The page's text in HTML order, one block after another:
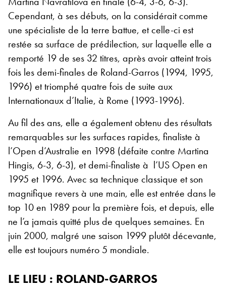
Cependant, à ses débuts, on la considérait comme
une spécialiste de la terre battue, et celle-ci est
restée sa surface de prédilection, sur laquelle elle a
remporté 19 de ses 32 titres, après avoir atteint trois
fois les demi-finales de Roland-Garros (1994, 1995,
1996) et triomphé quatre fois de suite aux
Internationaux d’Italie, à Rome (1993-1996).
Au fil des ans, elle a également obtenu des résultats
remarquables sur les surfaces rapides, finaliste à
l’Open d’Australie en 1998 (défaite contre Martina
Hingis, 6-3, 6-3), et demi-finaliste à l’US Open en
1995 et 1996. Avec sa technique classique et son
magnifique revers à une main, elle est entrée dans le
top 10 en 1989 pour la première fois, et depuis, elle
ne l’a jamais quitté plus de quelques semaines. En
juin 2000, malgré une saison 1999 plutôt décevante,
elle est toujours numéro 5 mondiale.
LE LIEU : ROLAND-GARROS